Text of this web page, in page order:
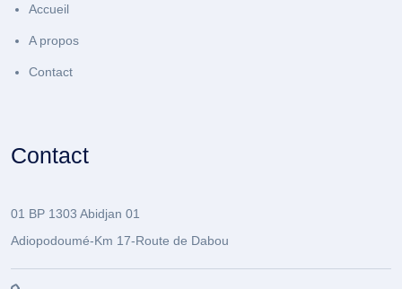
Accueil
A propos
Contact
Contact
01 BP 1303 Abidjan 01
Adiopodoumé-Km 17-Route de Dabou